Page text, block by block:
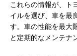
これらの情報が、ト
イルを選び、車を最
す。車の性能を最大
と定期的なメンテナ